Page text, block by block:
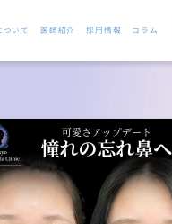
ついて 医師紹介 採用情報 コラム